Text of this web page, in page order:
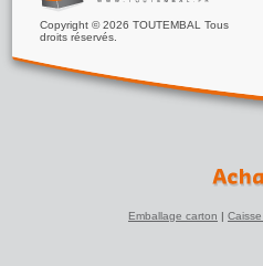
Copyright © 2026 TOUTEMBAL Tous
droits réservés.
Emballage carton |